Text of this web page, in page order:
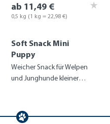
Soft Snack Mini
Puppy
Weicher Snack für Welpen
und Junghunde kleiner
ab 11,49 €
0,5 kg (1 kg = 22,98 €)